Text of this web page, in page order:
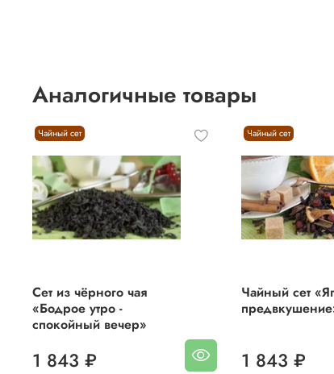
Аналогичные товары
Чайный сет
Сет из чёрного чая
«Бодрое утро -
спокойный вечер»
1 843 ₽
Чайный сет
Чайный сет
1 843 ₽